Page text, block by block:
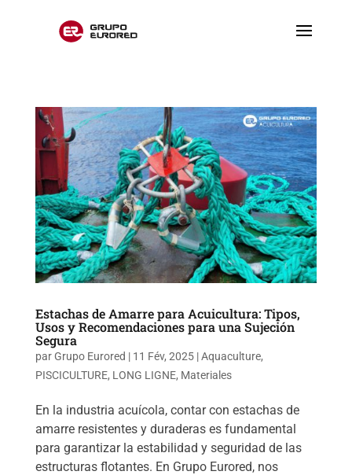
Estachas de Amarre para Acuicultura: Tipos,
Usos y Recomendaciones para una Sujeción
Segura
parGrupo Eurored | 11 Fév, 2025|Aquaculture,
PISCICULTURE, LONG LIGNE, Materiales
En la industria acuícola, contar con estachas de
amarre resistentes y duraderas es fundamental
para garantizar la estabilidad y seguridad de las
estructuras flotantes. En Grupo Eurored, nos